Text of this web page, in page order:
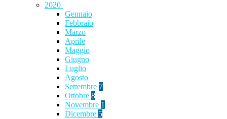
2020
Gennaio
Febbraio
Marzo
Aprile
Maggio
Giugno
Luglio
Agosto
Settembre 7
Ottobre 8
Novembre 1
Dicembre 5